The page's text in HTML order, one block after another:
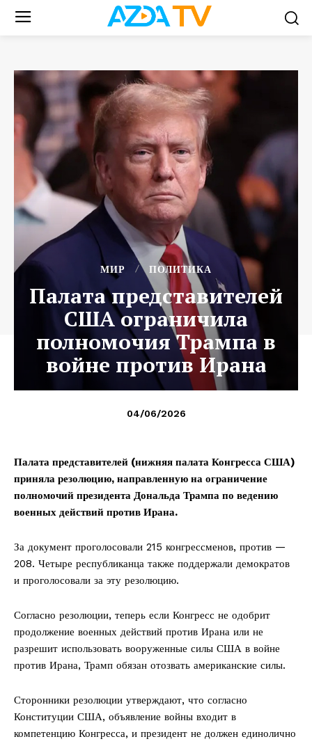
МИР ПОЛИТИКА
Палата представителей
США ограничила
полномочия Трампа в
войне против Ирана
04/06/2026
Палата представителей (нижняя палата Конгресса США)
приняла резолюцию, направленную на ограничение
полномочий президента Дональда Трампа по ведению
военных действий против Ирана.
За документ проголосовали 215 конгрессменов, против —
208. Четыре республиканца также поддержали демократов
и проголосовали за эту резолюцию.
Согласно резолюции, теперь если Конгресс не одобрит
продолжение военных действий против Ирана или не
разрешит использовать вооруженные силы США в войне
против Ирана, Трамп обязан отозвать американские силы.
Сторонники резолюции утверждают, что согласно
Конституции США, объявление войны входит в
компетенцию Конгресса, и президент не должен единолично